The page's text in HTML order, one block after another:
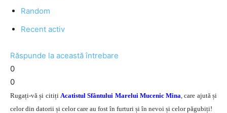
Random
Recent activ
Răspunde la această întrebare
0
0
Rugați-vă și citiți Acatistul Sfântului Marelui Mucenic Mina, care ajută și
celor din datorii și celor care au fost în furturi și în nevoi și celor păgubiți!